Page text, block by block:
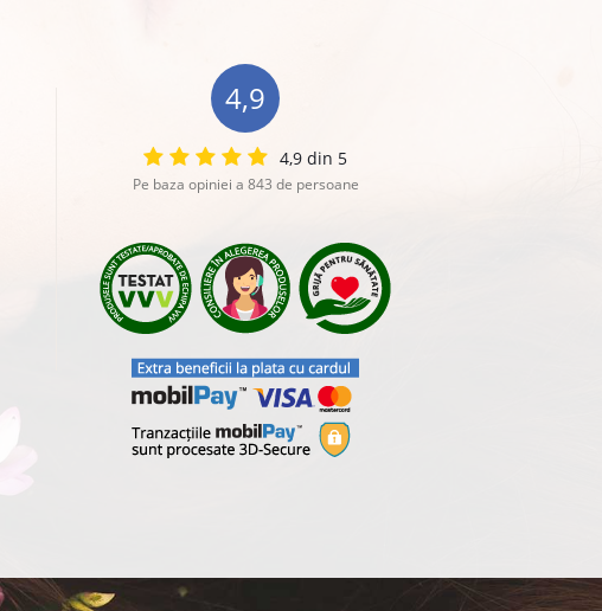
4,9
4,9 din 5
Pe baza opiniei a 843 de persoane